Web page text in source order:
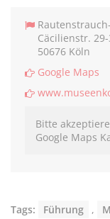
Cäcilienstr. 29-
50676 Köln
Google Maps
Bitte
Google Maps
Tags: Führung ,